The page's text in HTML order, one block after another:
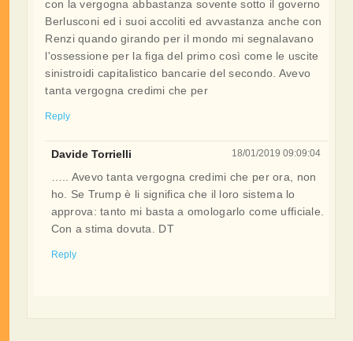
con la vergogna abbastanza sovente sotto il governo
Berlusconi ed i suoi accoliti ed avvastanza anche con
Renzi quando girando per il mondo mi segnalavano
l'ossessione per la figa del primo così come le uscite
sinistroidi capitalistico bancarie del secondo. Avevo
tanta vergogna credimi che per
Reply
18/01/2019 09:09:04
Davide Torrielli
….. Avevo tanta vergogna credimi che per ora, non
ho. Se Trump è li significa che il loro sistema lo
approva: tanto mi basta a omologarlo come ufficiale.
Con a stima dovuta. DT
Reply